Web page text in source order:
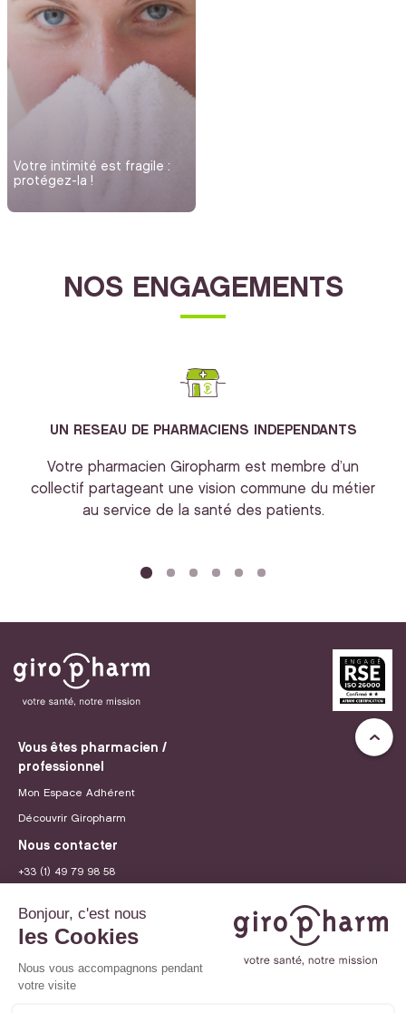
Votre intimité est fragile :
protégez-la !
NOS ENGAGEMENTS
UN RESEAU DE PHARMACIENS INDEPENDANTS
Votre pharmacien Giropharm est membre d’un
collectif partageant une vision commune du métier
au service de la santé des patients.
Vous êtes pharmacien /
professionnel
Mon Espace Adhérent
Découvrir Giropharm
Nous contacter
+33 (1) 49 79 98 58
Recrutement